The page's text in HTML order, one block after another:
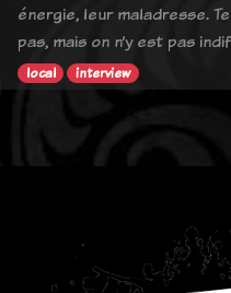
énergie, leur maladresse.
pas, mais on n’y est pas
local interview